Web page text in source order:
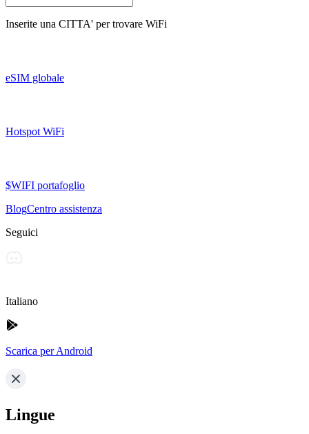
Inserite una CITTA' per trovare WiFi
eSIM globale
Hotspot WiFi
$WIFI portafoglio
BlogCentro assistenza
Seguici
Italiano
Scarica per Android
Lingue